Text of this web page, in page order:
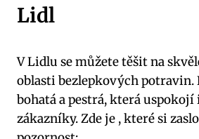
Lidl
V Lidlu se můžete těšit na
oblasti bezlepkových potravin.
bohatá a pestrá, která
zákazníky. Zde je , které si